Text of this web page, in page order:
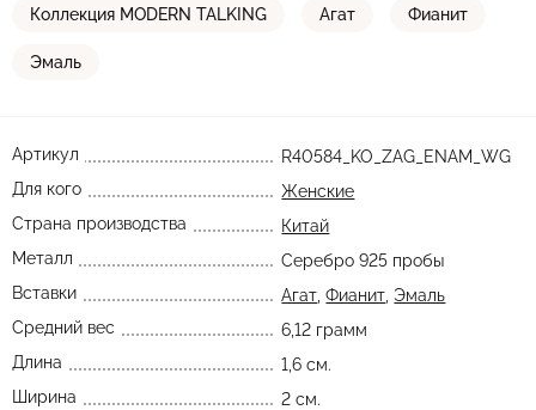
Коллекция MODERN TALKING Агат Фианит
Эмаль
Артикул
R40584_KO_ZAG_ENAM_WG
Для кого
Женские
Страна производства
Китай
Металл
Серебро 925 пробы
Вставки
Агат ,Фианит Эмаль
Средний вес
6,12 грамм
Длина
1,6 см.
Ширина
2 см.